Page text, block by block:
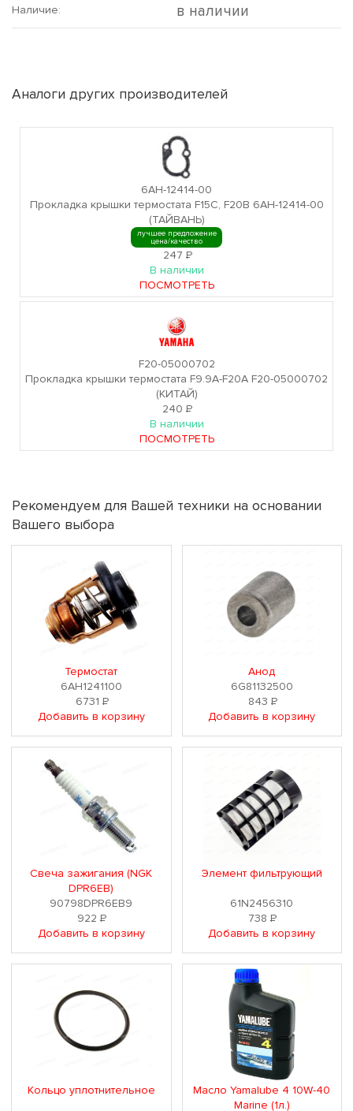
Наличие: в наличии
Аналоги других производителей
6AH-12414-00
Прокладка крышки термостата F15C, F20B 6AH-12414-00
(ТАЙВАНЬ)
лучшее предложение
цена/качество
247 Р
В наличии
ПОСМОТРЕТЬ
F20-05000702
Прокладка крышки термостата F9.9A-F20A F20-05000702
(КИТАЙ)
240Р
В наличии
ПОСМОТРЕТЬ
Рекомендуем для Вашей техники на основании
Вашего выбора
Термостат
6AH1241100
6731 Р
Добавить в корзину
Анод
6G81132500
843 Р
Добавить в корзину
Свеча зажигания (NGK
DPR6EB)
90798DPR6EB9
922Р
Добавить в корзину
Элемент фильтрующий
61N2456310
738Р
Добавить в корзину
Кольцо уплотнительное
Масло Yamalube 4 10W-40
Marine (1л.)